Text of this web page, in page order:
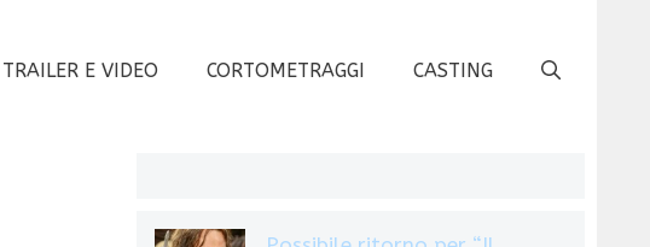
TRAILER E VIDEO CORTOMETRAGGI CASTING